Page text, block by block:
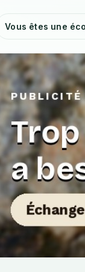
Vous êtes une